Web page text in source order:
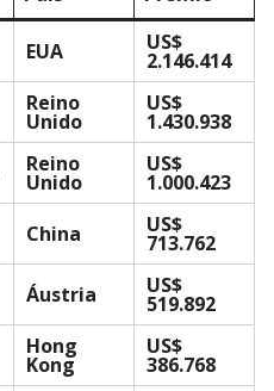
EUA US$
2.146.414
Reino
Unido
US$
1.430.938
Reino
Unido
US$
1.000.423
China US$
713.762
Áustria US$
519.892
Hong
Kong
US$
386.768